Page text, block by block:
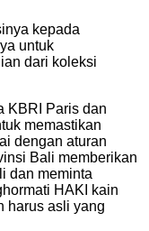
kepada
untuk
dari koleksi
KBRI Paris dan
memastikan
dengan aturan
Bali memberikan
dan meminta
HAKI kain
harus asli yang